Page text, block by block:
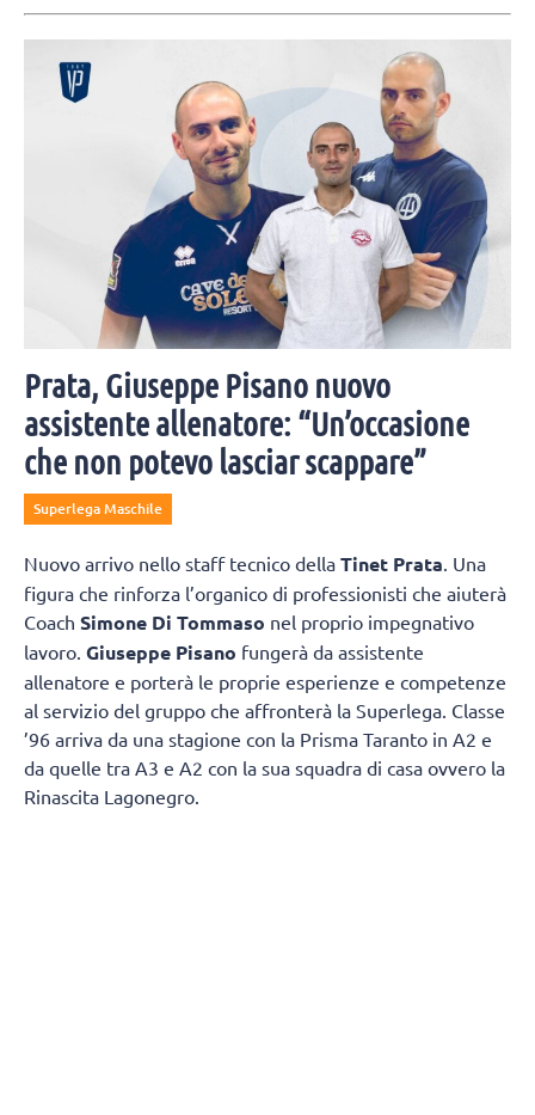
Prata, Giuseppe Pisano nuovo
assistente allenatore: “Un’occasione
che non potevo lasciar scappare”
Superlega Maschile
Nuovo arrivo nello staff tecnico della Tinet Prata. Una
figura che rinforza l’organico di professionisti che aiuterà
Coach Simone Di Tommaso nel proprio impegnativo
lavoro. Giuseppe Pisano fungerà da assistente
allenatore e porterà le proprie esperienze e competenze
al servizio del gruppo che affronterà la Superlega. Classe
’96 arriva da una stagione con la Prisma Taranto in A2 e
da quelle tra A3 e A2 con la sua squadra di casa ovvero la
Rinascita Lagonegro.